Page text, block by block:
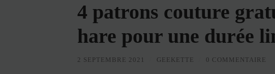
4 patrons couture
hare pour une durée
2 SEPTEMBRE 2021 GEEKETTE 0 COMMENTAIRE